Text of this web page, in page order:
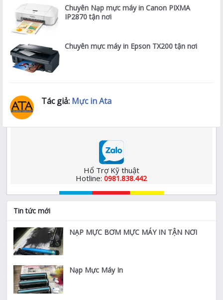
Chuyên Nạp mực máy in Canon PIXMA
IP2870 tận nơi
Chuyên mực máy in Epson TX200 tận nơi
Tác giả: Mực in Ata
Hổ Trợ Kỹ thuật
Hotline:0981.838.442
Tin tức mới
NẠP MỰC BƠM MỰC MÁY IN TẬN NƠI
Nạp Mực Máy In